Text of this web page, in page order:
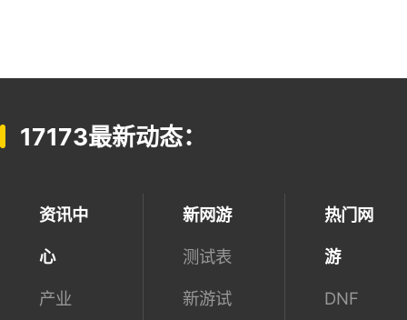
17173最新动态：
资讯中
心
产业
新网游
测试表
新游试
热门网
游
DNF